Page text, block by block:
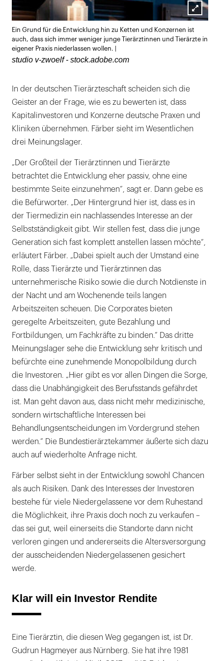
öffnen
Ein Grund für die Entwicklung hin zu Ketten und Konzernen ist
auch, dass sich immer weniger junge Tierärztinnen und Tierärzte in
eigener Praxis niederlassen wollen. |
studio v-zwoelf - stock.adobe.com
In der deutschen Tierärzteschaft scheiden sich die
Geister an der Frage, wie es zu bewerten ist, dass
Kapitalinvestoren und Konzerne deutsche Praxen und
Kliniken übernehmen. Färber sieht im Wesentlichen
drei Meinungslager.
„Der Großteil der Tierärztinnen und Tierärzte
betrachtet die Entwicklung eher passiv, ohne eine
bestimmte Seite einzunehmen“, sagt er. Dann gebe es
die Befürworter. „Der Hintergrund hier ist, dass es in
der Tiermedizin ein nachlassendes Interesse an der
Selbstständigkeit gibt. Wir stellen fest, dass die junge
Generation sich fast komplett anstellen lassen möchte“,
erläutert Färber. „Dabei spielt auch der Umstand eine
Rolle, dass Tierärzte und Tierärztinnen das
unternehmerische Risiko sowie die durch Notdienste in
der Nacht und am Wochenende teils langen
Arbeitszeiten scheuen. Die Corporates bieten
geregelte Arbeitszeiten, gute Bezahlung und
Fortbildungen, um Fachkräfte zu binden.“ Das dritte
Meinungslager sehe die Entwicklung sehr kritisch und
befürchte eine zunehmende Monopolbildung durch
die Investoren. „Hier gibt es vor allen Dingen die Sorge,
dass die Unabhängigkeit des Berufsstands gefährdet
ist. Man geht davon aus, dass nicht mehr medizinische,
sondern wirtschaftliche Interessen bei
Behandlungsentscheidungen im Vordergrund stehen
werden.“ Die Bundestierärztekammer äußerte sich dazu
auch auf wiederholte Anfrage nicht.
Färber selbst sieht in der Entwicklung sowohl Chancen
als auch Risiken. Dank des Interesses der Investoren
bestehe für viele Niedergelassene vor dem Ruhestand
die Möglichkeit, ihre Praxis doch noch zu verkaufen –
das sei gut, weil einerseits die Standorte dann nicht
verloren gingen und andererseits die Altersversorgung
der ausscheidenden Niedergelassenen gesichert
werde.
Klar will ein Investor Rendite
Eine Tierärztin, die diesen Weg gegangen ist, ist Dr.
Gudrun Hagmeyer aus Nürnberg. Sie hat ihre 1981